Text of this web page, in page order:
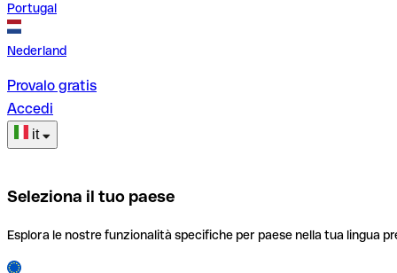
Portugal
Nederland
Provalo gratis
Accedi
it
Seleziona il tuo paese
Esplora le nostre funzionalità specifiche per paese nella tua lingua